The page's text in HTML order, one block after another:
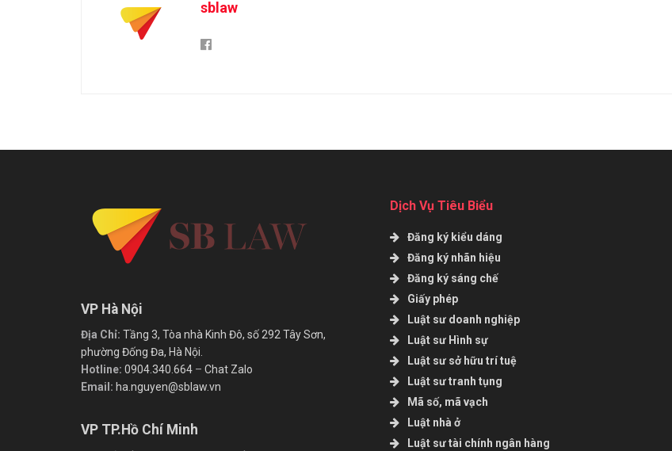
sblaw
VP Hà Nội
Địa Chỉ: Tầng 3, Tòa nhà Kinh Đô, số 292 Tây Sơn,
phường Đống Đa, Hà Nội.
Hotline: 0904.340.664 – Chat Zalo
Email: ha.nguyen@sblaw.vn
VP TP.Hồ Chí Minh
Dịch Vụ Tiêu Biểu
Đăng ký kiểu dáng
Đăng ký nhãn hiệu
Đăng ký sáng chế
Giấy phép
Luật sư doanh nghiệp
Luật sư Hình sự
Luật sư sở hữu trí tuệ
Luật sư tranh tụng
Mã số, mã vạch
Luật nhà ở
Luật sư tài chính ngân hàng